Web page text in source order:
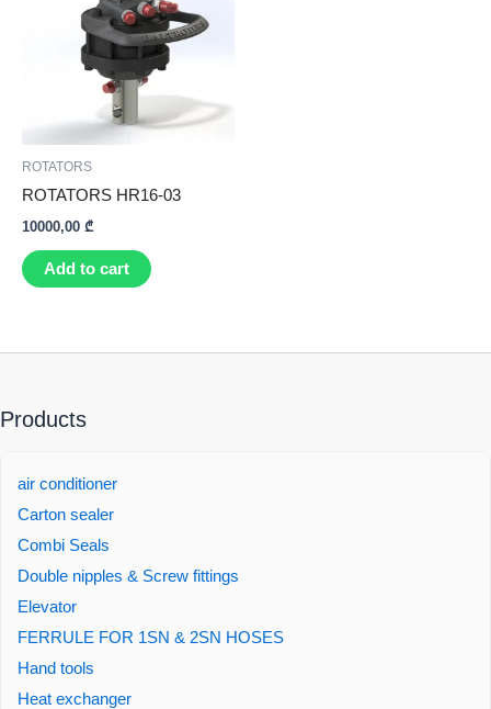
ROTATORS
ROTATORS HR16-03
10000,00 ₾
Add to cart
Products
air conditioner
Carton sealer
Combi Seals
Double nipples & Screw fittings
Elevator
FERRULE FOR 1SN & 2SN HOSES
Hand tools
Heat exchanger